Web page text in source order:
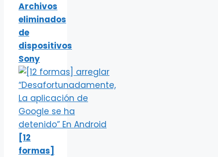
Archivos
eliminados
de
dispositivos
Sony
[12
formas]